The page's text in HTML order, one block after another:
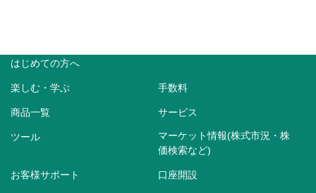
はじめての方へ
楽しむ・学ぶ 手数料
商品一覧 サービス
ツール
マーケット情報(株式市況・株
価検索など)
お客様サポート 口座開設